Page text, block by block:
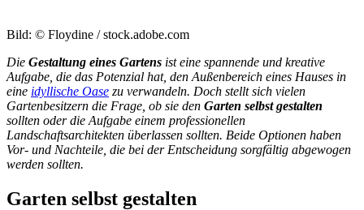
Bild: © Floydine / stock.adobe.com
Die Gestaltung eines Gartens ist eine spannende und kreative
Aufgabe, die das Potenzial hat, den Außenbereich eines Hauses in
eine idyllische Oase zu verwandeln. Doch stellt sich vielen
Gartenbesitzern die Frage, ob sie den Garten selbst gestalten
sollten oder die Aufgabe einem professionellen
Landschaftsarchitekten überlassen sollten. Beide Optionen haben
Vor- und Nachteile, die bei der Entscheidung sorgfältig abgewogen
werden sollten.
Garten selbst gestalten